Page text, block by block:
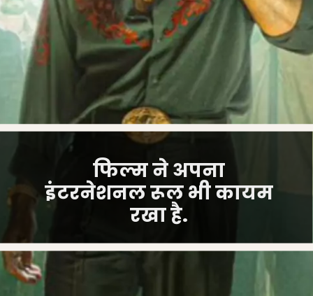
फिल्म ने अपना
इंटरनेशनल रूल भी कायम